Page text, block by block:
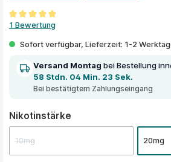
Durchschnittliche Bewertung von 5 von 5
1 Bewertung
Sofort verfügbar, Lieferzeit: 1-2
Versand Montag bei Bestellung
58 Stdn. 04 Min. 23 Sek.
Bei bestätigtem Zahlungseingang
Nikotinstärke
10mg 20mg